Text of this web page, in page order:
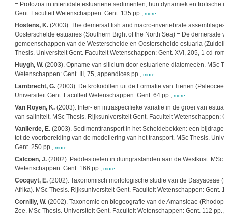
= Protozoa in intertidale estuariene sedimenten, hun dynamiek en trofische
Gent. Faculteit Wetenschappen: Gent. 135 pp., more
Hostens, K.(2003). The demersal fish and macro-invertebrate assemblages
Oosterschelde estuaries (Southern Bight of the North Sea) = De demersale
gemeenschappen van de Westerschelde en Oosterschelde estuaria
Thesis. Universiteit Gent. Faculteit Wetenschappen: Gent. XVI, 205, 1 cd-rom
Huygh, W.(2003). Opname van silicium door estuariene diatomeeën. MSc
Wetenschappen: Gent. III, 75, appendices pp., more
Lambrecht, G.(2003). De krokodillen uit de Formatie van Tienen
Universiteit Gent. Faculteit Wetenschappen: Gent. 64 pp., more
Van Royen, K.(2003). Inter- en intraspecifieke variatie in de groei van
van saliniteit. MSc Thesis. Rijksuniversiteit Gent. Faculteit Wetenschappen:
Vanlierde, E.(2003). Sedimenttransport in het Scheldebekken: een bijdrage
tot de voorbereiding van de modellering van het transport. MSc Thesis.
Gent. 250 pp., more
Calcoen, J.(2002). Paddestoelen in duingraslanden aan de Westkust. MSc
Wetenschappen: Gent. 166 pp., more
Cocquyt, E.(2002). Taxonomisch morfologische studie van de Dasyaceae
Afrika). MSc Thesis. Rijksuniversiteit Gent. Faculteit Wetenschappen: Gent.
Cornilly, W.(2002). Taxonomie en biogeografie van de Amansieae
Zee. MSc Thesis. Universiteit Gent. Faculteit Wetenschappen: Gent. 112 pp.,